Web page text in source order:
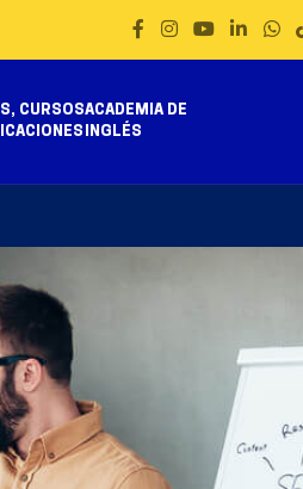
CURSOSACADEMIA DE
INGLÉS